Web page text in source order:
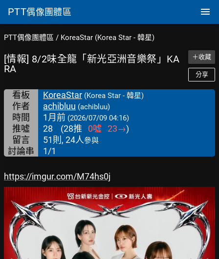
PTT偶像團體區
PTT偶像團體區 / KoreaStar (Korea Star - 韓星)
[情報] 8/2味全龍「新光亞洲音樂祭」KA
RA
＋收藏
分享
看板 KoreaStar (Korea Star - 韓星)
作者 achibluu (achibluu)
時間 1月前 (2026/07/09 04:16)
推噓 28 (28推 0噓 23→)
留言
51則, 24人參與
討論串 1/1
https://imgur.com/M74hs0j